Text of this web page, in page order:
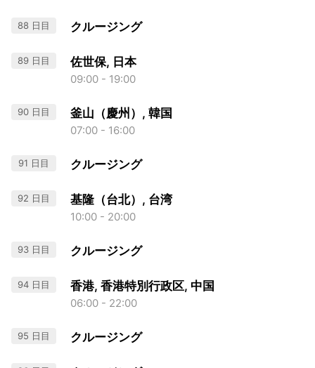
88 日目 クルージング
89 日目 佐世保, 日本
09:00 - 19:00
90 日目 釜山（慶州）, 韓国
07:00 - 16:00
91 日目 クルージング
92 日目 基隆（台北）, 台湾
10:00 - 20:00
93 日目 クルージング
94 日目 香港, 香港特別行政区, 中国
06:00 - 22:00
95 日目 クルージング